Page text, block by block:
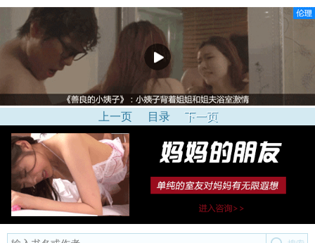
上一页 目录 下一页